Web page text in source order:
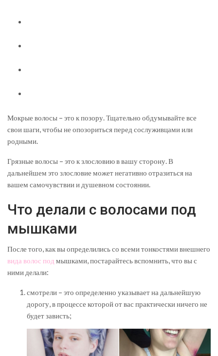
Мокрые волосы – это к позору. Тщательно обдумывайте все
свои шаги, чтобы не опозориться перед сослуживцами или
родными.
Грязные волосы – это к злословию в вашу сторону. В
дальнейшем это злословие может негативно отразиться на
вашем самочувствии и душевном состоянии.
Что делали с волосами под
мышками
После того, как вы определились со всеми тонкостями внешнего
вида волос под мышками, постарайтесь вспомнить, что вы с
ними делали:
смотрели – это определенно указывает на дальнейшую
дорогу, в процессе которой от вас практически ничего не
будет зависть;